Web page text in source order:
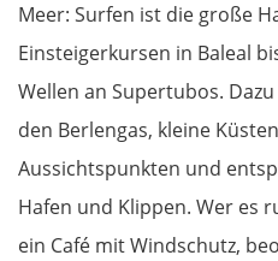
Meer: Surfen ist die große
Einsteigerkursen in Baleal
Wellen an Supertubos.
den Berlengas, kleine
Aussichtspunkten und
Hafen und Klippen. Wer es
ein Café mit Windschutz,
Bulgarien Ost
Ruse
Schumen